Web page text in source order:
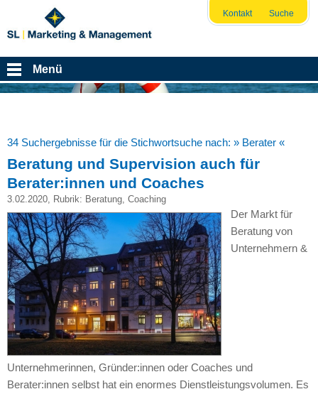
Kontakt Suche
Menü
34 Suchergebnisse für die Stichwortsuche nach: » Berater «
Beratung und Supervision auch für
Berater:innen und Coaches
3.02.2020, Rubrik: Beratung, Coaching
Der Markt für
Beratung von
Unternehmern &
Unternehmerinnen, Gründer:innen oder Coaches und
Berater:innen selbst hat ein enormes Dienstleistungsvolumen. Es